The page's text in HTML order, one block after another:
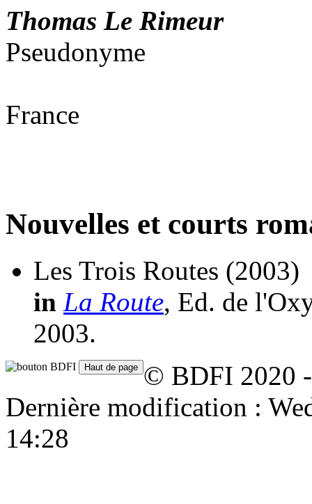
Thomas Le Rimeur
Pseudonyme
France
Nouvelles et courts
Les Trois Routes (2003)
in La Route, Ed. de
2003.
© BDFI 2020
Dernière modification :
14:28